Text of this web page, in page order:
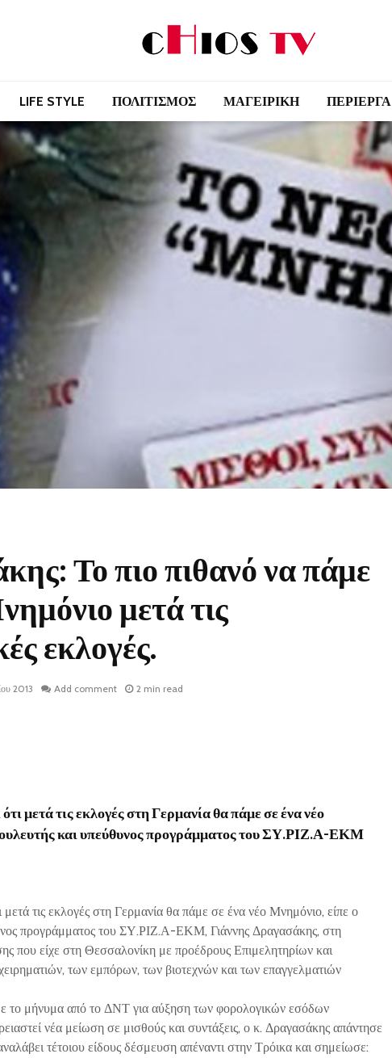
LIFE STYLE ΠΟΛΙΤΙΣΜΟΣ ΜΑΓΕΙΡΙΚΗ ΠΕΡΙΕΡΓΑ
Το πιο πιθανό να πάμε
μετά τις
εκλογές.
2013 Add comment 2 min read
ότι μετά τις εκλογές στη Γερμανία θα πάμε σε ένα νέο
και υπεύθυνος προγράμματος του ΣΥ.ΡΙΖ.Α-ΕΚΜ
μετά τις εκλογές στη Γερμανία θα πάμε σε ένα νέο Μνημόνιο, είπε ο
προγράμματος του ΣΥ.ΡΙΖ.Α-ΕΚΜ, Γιάννης Δραγασάκης, στη
που είχε στη Θεσσαλονίκη με προέδρους Επιμελητηρίων και
των εμπόρων, των βιοτεχνών και των επαγγελματιών
το μήνυμα από το ΔΝΤ για αύξηση των φορολογικών εσόδων
νέα μείωση σε μισθούς και συντάξεις, ο κ. Δραγασάκης απάντησε
τέτοιου είδους δέσμευση απέναντι στην Τρόικα και σημείωσε: